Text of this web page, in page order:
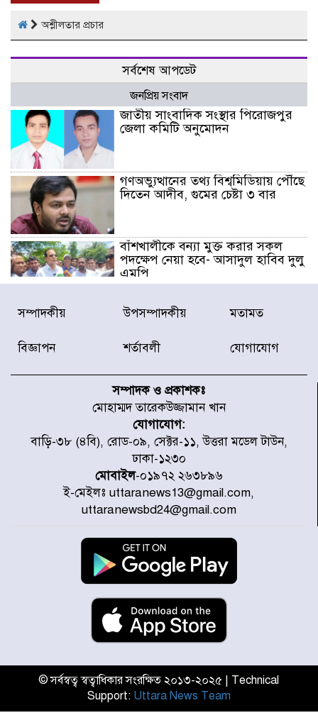
অশ্লীলতার প্রচার
সর্বশেষ আপডেট
জনপ্রিয় সংবাদ
জাতীয় সাংবাদিক সংস্থার পিরোজপুর
জেলা কমিটি অনুমোদন
গণঅভ্যুত্থানের তথ্য বিশ্বমিডিয়ায় পৌঁছে
দিতেন আদীব, গুমের চেষ্টা ৩ বার
বাঁশখালীকে বন্যা মুক্ত করার সকল
পদক্ষেপ নেয়া হবে- আসাদুল হাবিব দুলু
এমপি
বিদ্যুৎ-জ্বালানি খাতে অস্থিরতা তৈরির
টাইফুন ‘ডলফিনের’ আঘাতে জাপানে
৫ আহত, চীনে বন্দর বন্ধ
চিকিৎসা খাতে জিডিপির ৫ শতাংশ
বরাদ্দের ঘোষণা স্থানীয় সরকার মন্ত্রীর
জুলাই জাদুঘর ঘুরে দেখলেন এনসিপি
যুক্তরাষ্ট্রে দাবানল নেভাতে গিয়ে
হেলিকপ্টার বিধ্বস্ত, নিহত ১
মজুদদারের সর্বোচ্চ শাস্তি মৃত্যুদণ্ড, তাই
আন্তর্জাতিক আদিবাসী দিবস: রাষ্ট্রের
সম্পাদকীয় উপসম্পাদকীয় মতামত
বিজ্ঞাপন শর্তাবলী যোগাযোগ
সম্পাদক ও প্রকাশকঃ
মোহাম্মদ তারেকউজ্জামান খান
যোগাযোগ:
বাড়ি-৩৮ (৪বি), রোড-০৯, সেক্টর-১১, উত্তরা মডেল টাউন,
ঢাকা-১২৩০
মোবাইল-০১৯৭২ ২৬৩৮৯৬
ই-মেইলঃ uttaranews13@gmail.com,
uttaranewsbd24@gmail.com
© সর্বস্বত্ব স্বত্বাধিকার সংরক্ষিত ২০১৩-২০২৫ | Technical
Support: Uttara News Team